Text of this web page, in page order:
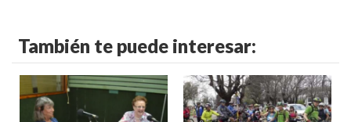
También te puede interesar: